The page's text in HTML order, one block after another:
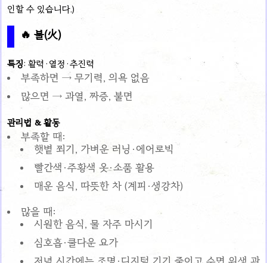
인할 수 있습니다.)
🔥 불(火)
특징: 활력·열정·추진력
부족하면 → 무기력, 의욕 없음
많으면 → 과열, 짜증, 불면
관리법 & 활동
부족할 때:
햇볕 쬐기, 가벼운 러닝·에어로빅
빨간색·주황색 옷·소품 활용
매운 음식, 따뜻한 차 (계피·생강차)
많을 때:
시원한 음식, 물 자주 마시기
심호흡·쿨다운 요가